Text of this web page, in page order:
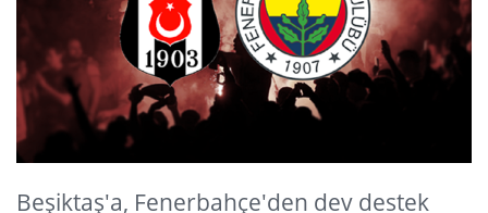
Beşiktaş'a, Fenerbahçe'den dev destek